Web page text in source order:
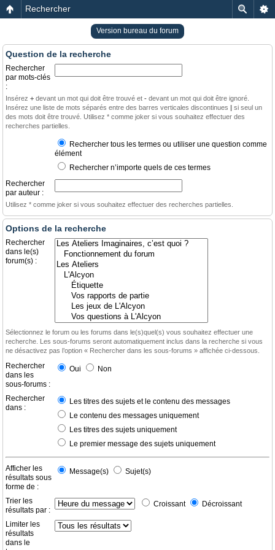
Rechercher
Version bureau du forum
Question de la recherche
Rechercher
par mots-clés
:
Insérez + devant un mot qui doit être trouvé et - devant un mot qui doit être ignoré.
Insérez une liste de mots séparés entre des barres verticales discontinues | si seul un
des mots doit être trouvé. Utilisez * comme joker si vous souhaitez effectuer des
recherches partielles.
Rechercher tous les termes ou utiliser une question comme
élément
Rechercher n’importe quels de ces termes
Rechercher
par auteur :
Utilisez * comme joker si vous souhaitez effectuer des recherches partielles.
Options de la recherche
Rechercher
dans le(s)
forum(s) :
Sélectionnez le forum ou les forums dans le(s)quel(s) vous souhaitez effectuer une
recherche. Les sous-forums seront automatiquement inclus dans la recherche si vous
ne désactivez pas l’option « Rechercher dans les sous-forums » affichée ci-dessous.
Rechercher
dans les
sous-forums :
Oui Non
Rechercher
dans :
Les titres des sujets et le contenu des messages
Le contenu des messages uniquement
Les titres des sujets uniquement
Le premier message des sujets uniquement
Afficher les
résultats sous
forme de :
Message(s) Sujet(s)
Trier les
résultats par :
Croissant Décroissant
Limiter les
résultats
dans le